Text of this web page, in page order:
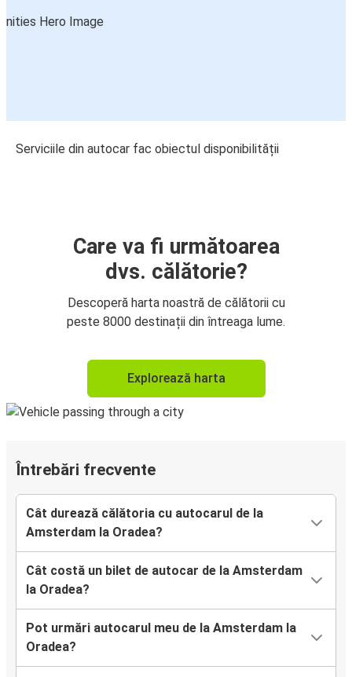
Serviciile din autocar fac obiectul disponibilității
Care va fi următoarea
dvs. călătorie?
Descoperă harta noastră de călătorii cu
peste 8000 destinații din întreaga lume.
Explorează harta
Întrebări frecvente
Cât durează călătoria cu autocarul de la
Amsterdam la Oradea?
Cât costă un bilet de autocar de la Amsterdam
la Oradea?
Pot urmări autocarul meu de la Amsterdam la
Oradea?